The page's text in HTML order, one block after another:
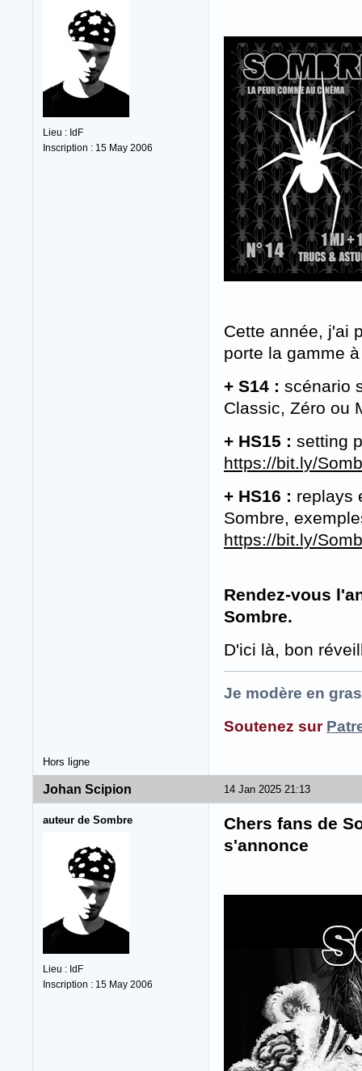
Lieu : IdF
Inscription : 15 May 2006
Cette année, j'ai
porte la gamme
+ S14 : scénario
Classic, Zéro ou
+ HS15 : setting
https://bit.ly/
+ HS16 : replays
Sombre,
https://bit.ly/
Rendez-vous
Sombre.
D'ici là, bon
Je modère en
Soutenez sur
Hors ligne
14 Jan 2025 21:13
Johan Scipion
auteur de Sombre
Lieu : IdF
Inscription : 15 May 2006
Chers fans de
s'annonce